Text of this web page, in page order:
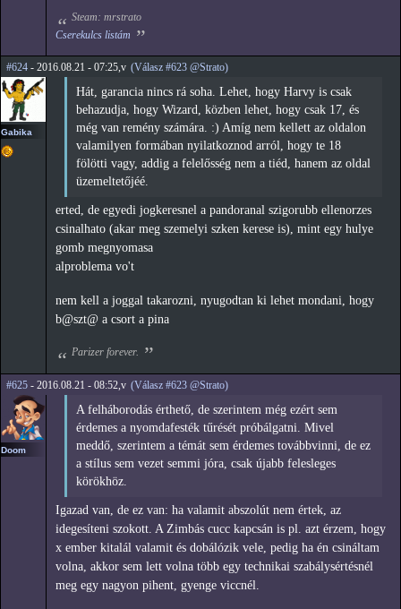
Steam: mrstrato
Cserekulcs listám
#624 - 2016.08.21 - 07:25,v (Válasz #623 @Strato)
Gabika
Hát, garancia nincs rá soha. Lehet, hogy Harvy is csak
behazudja, hogy Wizard, közben lehet, hogy csak 17, és
még van remény számára. :) Amíg nem kellett az oldalon
valamilyen formában nyilatkoznod arról, hogy te 18
fölötti vagy, addig a felelősség nem a tiéd, hanem az oldal
üzemeltetőjéé.
erted, de egyedi jogkeresnel a pandoranal szigorubb ellenorzes
csinalhato (akar meg szemelyi szken kerese is), mint egy hulye
gomb megnyomasa
alproblema vo't
nem kell a joggal takarozni, nyugodtan ki lehet mondani, hogy
b@szt@ a csort a pina
Parizer forever.
#625 - 2016.08.21 - 08:52,v (Válasz #623 @Strato)
Doom
A felháborodás érthető, de szerintem még ezért sem
érdemes a nyomdafesték tűrését próbálgatni. Mivel
meddő, szerintem a témát sem érdemes továbbvinni, de ez
a stílus sem vezet semmi jóra, csak újabb felesleges
körökhöz.
Igazad van, de ez van: ha valamit abszolút nem értek, az
idegesíteni szokott. A Zimbás cucc kapcsán is pl. azt érzem, hogy
x ember kitalál valamit és dobálózik vele, pedig ha én csináltam
volna, akkor sem lett volna több egy technikai szabálysértésnél
meg egy nagyon pihent, gyenge viccnél.